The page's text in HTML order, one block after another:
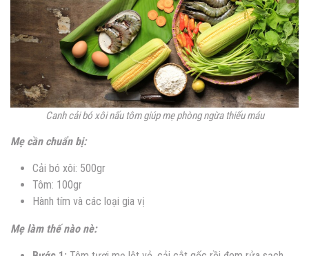
Canh cải bó xôi nấu tôm giúp mẹ phòng ngừa thiếu máu
Mẹ cần chuẩn bị:
Cải bó xôi: 500gr
Tôm: 100gr
Hành tím và các loại gia vị
Mẹ làm thế nào nè: